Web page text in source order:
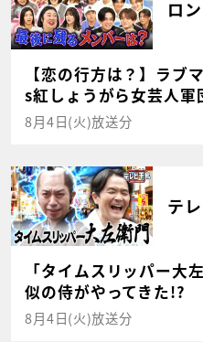
ロ
【恋の行方は？】ラブ
s紅しょうがら女芸人軍
8月4日(火)放送分
テ
「タイムスリッパー大
似の侍がやってきた!?
8月4日(火)放送分